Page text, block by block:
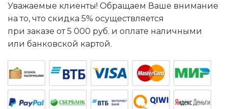
Уважаемые клиенты! Обращаем Ваше внимание
на то, что скидка 5% осуществляется
при заказе от 5 000 руб. и оплате наличными
или банковской картой.